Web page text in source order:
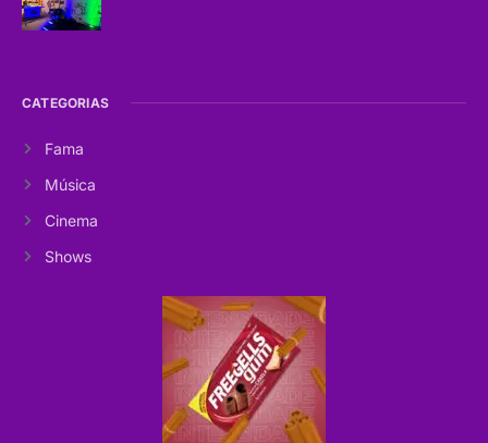
CATEGORIAS
Fama
Música
Cinema
Shows